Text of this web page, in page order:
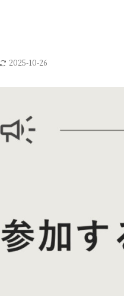
2025-10-26